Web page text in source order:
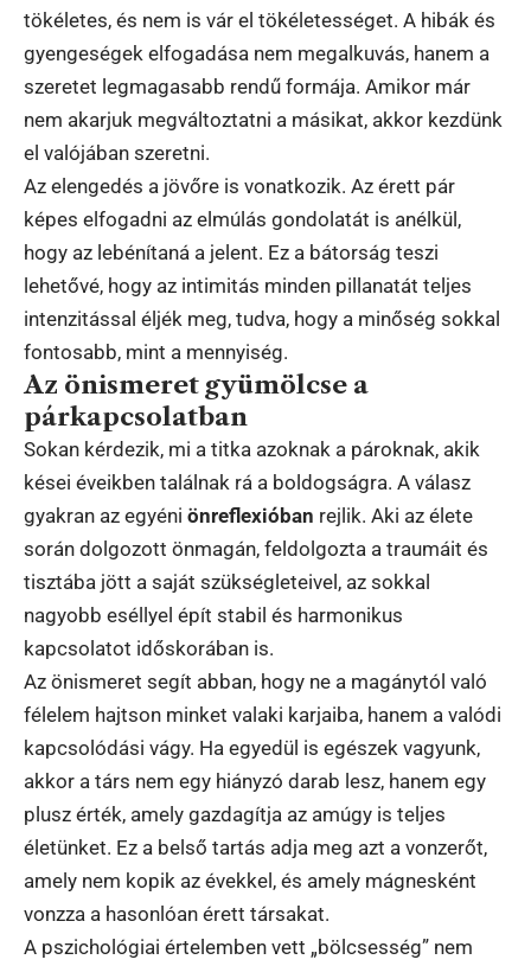
tökéletes, és nem is vár el tökéletességet. A hibák és
gyengeségek elfogadása nem megalkuvás, hanem a
szeretet legmagasabb rendű formája. Amikor már
nem akarjuk megváltoztatni a másikat, akkor kezdünk
el valójában szeretni.
Az elengedés a jövőre is vonatkozik. Az érett pár
képes elfogadni az elmúlás gondolatát is anélkül,
hogy az lebénítaná a jelent. Ez a bátorság teszi
lehetővé, hogy az intimitás minden pillanatát teljes
intenzitással éljék meg, tudva, hogy a minőség sokkal
fontosabb, mint a mennyiség.
Az önismeret gyümölcse a
párkapcsolatban
Sokan kérdezik, mi a titka azoknak a pároknak, akik
kései éveikben találnak rá a boldogságra. A válasz
gyakran az egyéni önreflexióban rejlik. Aki az élete
során dolgozott önmagán, feldolgozta a traumáit és
tisztába jött a saját szükségleteivel, az sokkal
nagyobb eséllyel épít stabil és harmonikus
kapcsolatot időskorában is.
Az önismeret segít abban, hogy ne a magánytól való
félelem hajtson minket valaki karjaiba, hanem a valódi
kapcsolódási vágy. Ha egyedül is egészek vagyunk,
akkor a társ nem egy hiányzó darab lesz, hanem egy
plusz érték, amely gazdagítja az amúgy is teljes
életünket. Ez a belső tartás adja meg azt a vonzerőt,
amely nem kopik az évekkel, és amely mágnesként
vonzza a hasonlóan érett társakat.
A pszichológiai értelemben vett „bölcsesség” nem